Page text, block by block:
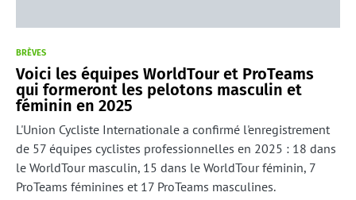
BRÈVES
Voici les équipes WorldTour et ProTeams
qui formeront les pelotons masculin et
féminin en 2025
L'Union Cycliste Internationale a confirmé l'enregistrement
de 57 équipes cyclistes professionnelles en 2025 : 18 dans
le WorldTour masculin, 15 dans le WorldTour féminin, 7
ProTeams féminines et 17 ProTeams masculines.